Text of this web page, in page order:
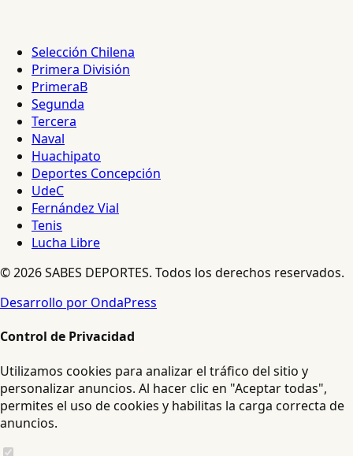
Selección Chilena
Primera División
PrimeraB
Segunda
Tercera
Naval
Huachipato
Deportes Concepción
UdeC
Fernández Vial
Tenis
Lucha Libre
© 2026 SABES DEPORTES. Todos los derechos reservados.
Desarrollo por OndaPress
Control de Privacidad
Utilizamos cookies para analizar el tráfico del sitio y
personalizar anuncios. Al hacer clic en "Aceptar todas",
permites el uso de cookies y habilitas la carga correcta de
anuncios.